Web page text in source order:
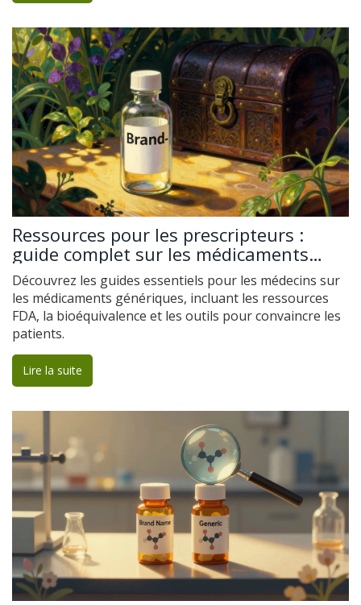
Ressources pour les prescripteurs :
guide complet sur les médicaments
génériques
Découvrez les guides essentiels pour les médecins sur
les médicaments génériques, incluant les ressources
FDA, la bioéquivalence et les outils pour convaincre les
patients.
Lire la suite